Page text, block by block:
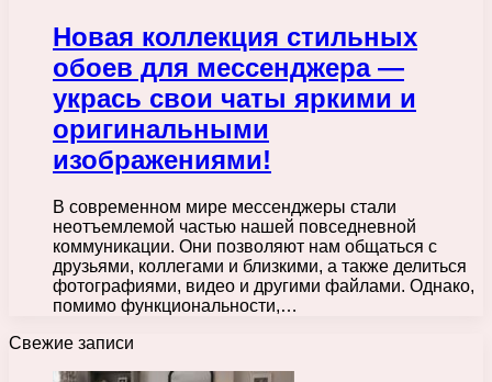
Новая коллекция стильных
обоев для мессенджера —
укрась свои чаты яркими и
оригинальными
изображениями!
В современном мире мессенджеры стали
неотъемлемой частью нашей повседневной
коммуникации. Они позволяют нам общаться с
друзьями, коллегами и близкими, а также делиться
фотографиями, видео и другими файлами. Однако,
помимо функциональности,…
Свежие записи